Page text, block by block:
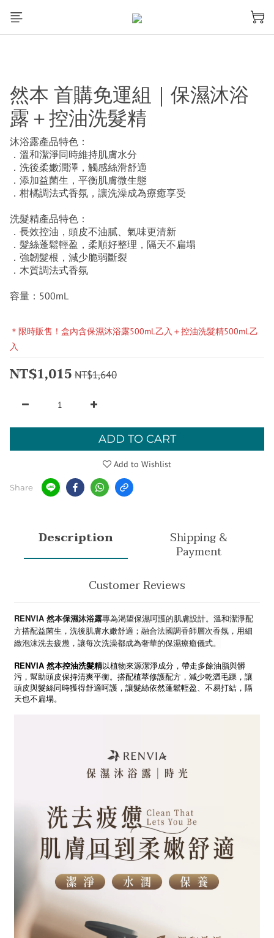
然本 首購免運組｜保濕沐浴
露＋控油洗髮精
沐浴露產品特色：
．溫和潔淨同時維持肌膚水分
．洗後柔嫩潤澤，觸感絲滑舒適
．添加益菌生，平衡肌膚微生態
．柑橘調法式香氛，讓洗澡成為療癒享受
洗髮精產品特色：
．長效控油，頭皮不油膩、氣味更清新
．髮絲蓬鬆輕盈，柔順好整理，隔天不扁塌
．強韌髮根，減少脆弱斷裂
．木質調法式香氛
容量：500mL
＊限時販售！盒內含保濕沐浴露500mL乙入＋控油洗髮精500mL乙
入
NT$1,015 NT$1,640
ADD TO CART
Add to Wishlist
Share
Description Shipping &
Payment
Customer Reviews
RENVIA 然本保濕沐浴露專為渴望保濕呵護的肌膚設計。溫和潔淨配
方搭配益菌生，洗後肌膚水嫩舒適；融合法國調香師層次香氛，用細
緻泡沫洗去疲憊，讓每次洗澡都成為奢華的保濕療癒儀式。
RENVIA 然本控油洗髮精以植物來源潔淨成分，帶走多餘油脂與髒
污，幫助頭皮保持清爽平衡。搭配植萃修護配方，減少乾澀毛躁，讓
頭皮與髮絲同時獲得舒適呵護，讓髮絲依然蓬鬆輕盈、不易打結，隔
天也不扁塌。